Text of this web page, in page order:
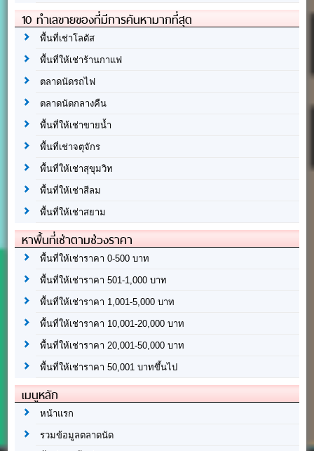
10 ทำเลขายของที่มีการค้นหามากที่สุด
พื้นที่เช่าโลตัส
พื้นที่ให้เช่าร้านกาแฟ
ตลาดนัดรถไฟ
ตลาดนัดกลางคืน
พื้นที่ให้เช่าขายน้ำ
พื้นที่เช่าจตุจักร
พื้นที่ให้เช่าสุขุมวิท
พื้นที่ให้เช่าสีลม
พื้นที่ให้เช่าสยาม
หาพื้นที่เช่าตามช่วงราคา
พื้นที่ให้เช่าราคา 0-500 บาท
พื้นที่ให้เช่าราคา 501-1,000 บาท
พื้นที่ให้เช่าราคา 1,001-5,000 บาท
พื้นที่ให้เช่าราคา 10,001-20,000 บาท
พื้นที่ให้เช่าราคา 20,001-50,000 บาท
พื้นที่ให้เช่าราคา 50,001 บาทขึ้นไป
เมนูหลัก
หน้าแรก
รวมข้อมูลตลาดนัด